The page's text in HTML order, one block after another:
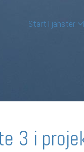
StartTjänster
3 i